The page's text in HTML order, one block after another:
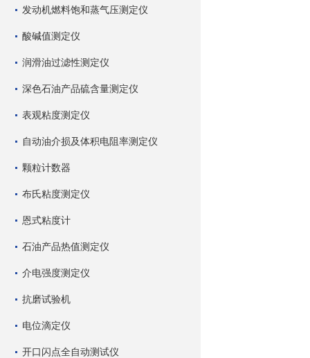
发动机燃料饱和蒸气压测定仪
酸碱值测定仪
润滑油过滤性测定仪
深色石油产品硫含量测定仪
表观粘度测定仪
自动油介损及体积电阻率测定仪
颗粒计数器
布氏粘度测定仪
恩式粘度计
石油产品热值测定仪
介电强度测定仪
抗磨试验机
电位滴定仪
开口闪点全自动测试仪